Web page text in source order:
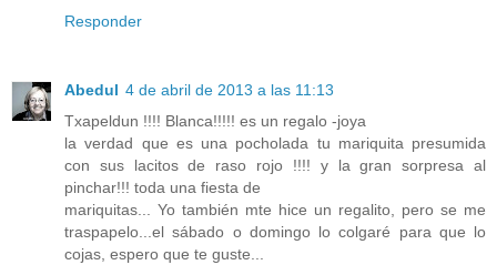
Responder
Abedul 4 de abril de 2013 a las 11:13
Txapeldun !!!! Blanca!!!!! es un regalo -joya
la verdad que es una pocholada tu mariquita presumida
con sus lacitos de raso rojo !!!! y la gran sorpresa al
pinchar!!! toda una fiesta de
mariquitas... Yo también mte hice un regalito, pero se me
traspapelo...el sábado o domingo lo colgaré para que lo
cojas, espero que te guste...